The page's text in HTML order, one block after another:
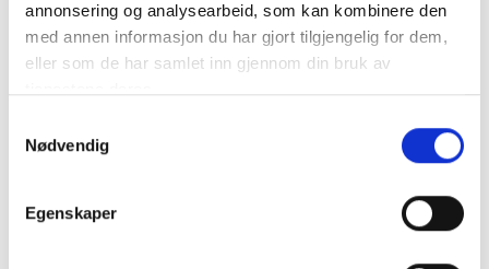
annonsering og analysearbeid, som kan kombinere den
med annen informasjon du har gjort tilgjengelig for dem,
eller som de har samlet inn gjennom din bruk av
Nødvendig
Egenskaper
SKU:
792030
Kategorier:
VERKTYG ,HANDVERKTYG,MÄTINSTRUMENT & MÄRKNING
Dela den här produkten